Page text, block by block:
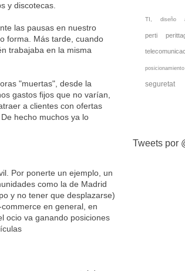
y discotecas.
las pausas en nuestro
forma. Más tarde, cuando
trabajaba en la misma
"muertas", desde la
gastos fijos que no varían,
a clientes con ofertas
hecho muchos ya lo
Por ponerte un ejemplo, un
como la de Madrid
y no tener que desplazarse)
en general, en
ocio va ganando posiciones
TI, diseño
perti
posicionamiento
seguretat
Tweets por